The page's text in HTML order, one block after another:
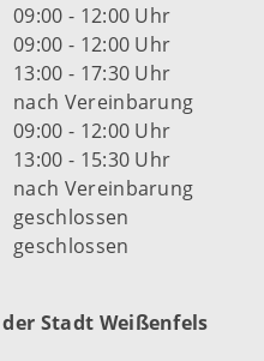
09:00 - 12:00 Uhr
09:00 - 12:00 Uhr
13:00 - 17:30 Uhr
nach Vereinbarung
09:00 - 12:00 Uhr
13:00 - 15:30 Uhr
nach Vereinbarung
geschlossen
geschlossen
Stadt Weißenfels